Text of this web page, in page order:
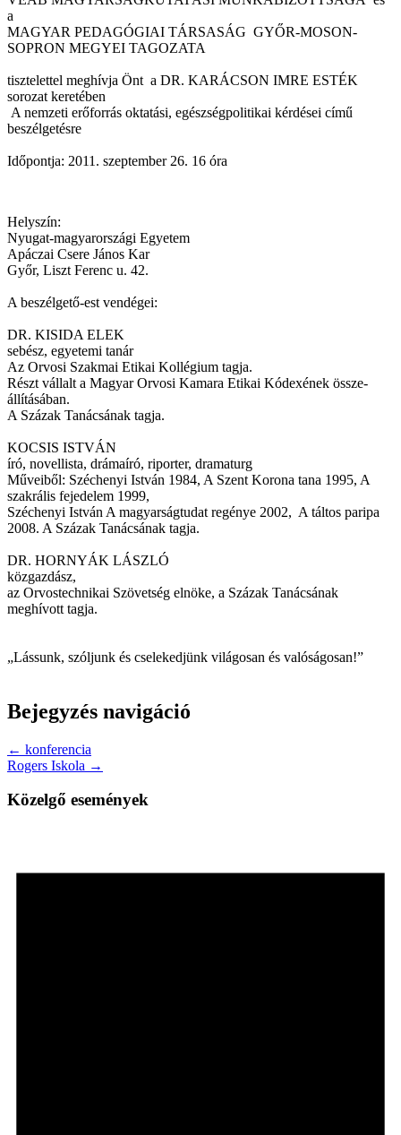
a
MAGYAR PEDAGÓGIAI TÁRSASÁG GYŐR-MOSON-
SOPRON MEGYEI TAGOZATA
tisztelettel meghívja Önt a DR. KARÁCSON IMRE ESTÉK
sorozat keretében
A nemzeti erőforrás oktatási, egészségpolitikai kérdései című
beszélgetésre
Időpontja: 2011. szeptember 26. 16 óra
Helyszín:
Nyugat-magyarországi Egyetem
Apáczai Csere János Kar
Győr, Liszt Ferenc u. 42.
A beszélgető-est vendégei:
DR. KISIDA ELEK
sebész, egyetemi tanár
Az Orvosi Szakmai Etikai Kollégium tagja.
Részt vállalt a Magyar Orvosi Kamara Etikai Kódexének össze-
állításában.
A Százak Tanácsának tagja.
KOCSIS ISTVÁN
író, novellista, drámaíró, riporter, dramaturg
Műveiből: Széchenyi István 1984, A Szent Korona tana 1995, A
szakrális fejedelem 1999,
Széchenyi István A magyarságtudat regénye 2002, A táltos paripa
2008. A Százak Tanácsának tagja.
DR. HORNYÁK LÁSZLÓ
közgazdász,
az Orvostechnikai Szövetség elnöke, a Százak Tanácsának
meghívott tagja.
„Lássunk, szóljunk és cselekedjünk világosan és valóságosan!”
Bejegyzés navigáció
← konferencia
Rogers Iskola →
Közelgő események